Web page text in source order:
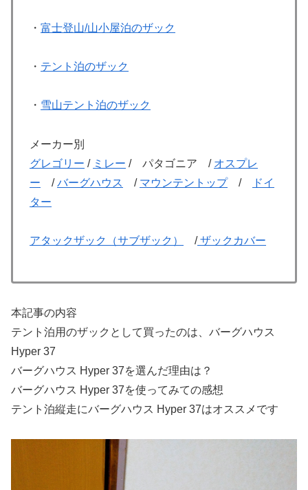
・ 富士登山/山小屋泊のザック
・ テント泊のザック
・ 雪山テント泊のザック
メーカー別
グレゴリー / ミレー / パタゴニア / オスプレ
ー /バーグハウス / マウンテントップ/
ドイ
ター
アタックザック（サブザック） /ザックカバー
本記事の内容
テント泊用のザックとして買ったのは、バーグハウス
Hyper 37
バーグハウス Hyper 37を選んだ理由は？
バーグハウス Hyper 37を使ってみての感想
テント泊縦走にバーグハウス Hyper 37はオススメです